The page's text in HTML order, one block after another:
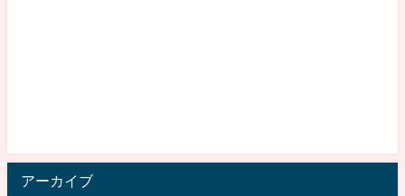
アーカイブ